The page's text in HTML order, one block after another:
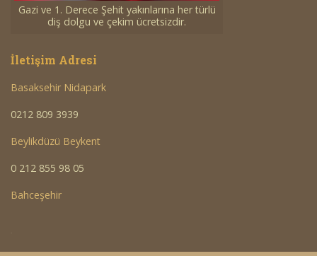
Gazi ve 1. Derece Şehit yakınlarına her türlü
diş dolgu ve çekim ücretsizdir.
İletişim Adresi
Basaksehir Nidapark
0212 809 3939
Beylikdüzü Beykent
0 212 855 98 05
Bahceşehir